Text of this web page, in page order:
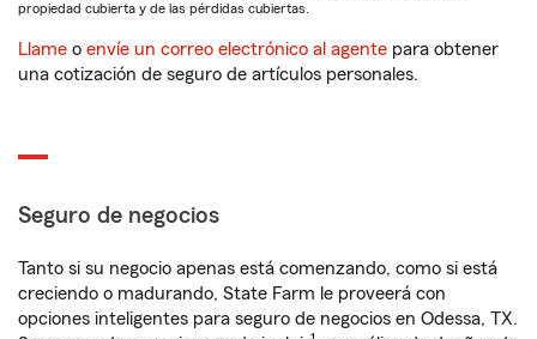
propiedad cubierta y de las pérdidas cubiertas.
Llame o envíe un correo electrónico al agente para obtener
una cotización de seguro de artículos personales.
Seguro de negocios
Tanto si su negocio apenas está comenzando, como si está
creciendo o madurando, State Farm le proveerá con
opciones inteligentes para seguro de negocios en Odessa, TX.